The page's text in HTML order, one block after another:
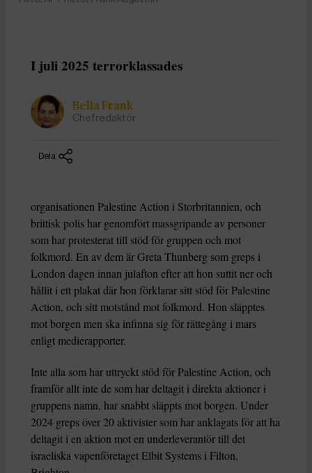
I juli 2025 terrorklassades
Bella Frank
Chefredaktör
Dela
organisationen Palestine Action i Storbritannien, och
brittisk polis har genomfört massgripande av personer
som har protesterat till stöd för gruppen och mot
folkmord. En av dem är Greta Thunberg som greps i
London dagen innan julafton efter att hon suttit ner och
hållit i ett plakat där hon förklarar sitt stöd för Palestine
Action, och sitt motstånd mot folkmord. Hon släpptes
mot borgen men ska infinna sig för rättegång i mars
enligt medierapporter.
Inte alla som har uttryckt stöd för Palestine Action, och
framför allt inte de som har deltagit i direkta aktioner i
gruppens namn, har snabbt släppts mot borgen. Under
2024 greps över 20 aktivister som har anklagats för att ha
deltagit i en aktion mot en underleverantör till det
israeliska vapenföretaget Elbit Systems i Filton,